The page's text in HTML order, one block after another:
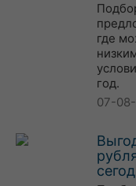
где
год.
07-